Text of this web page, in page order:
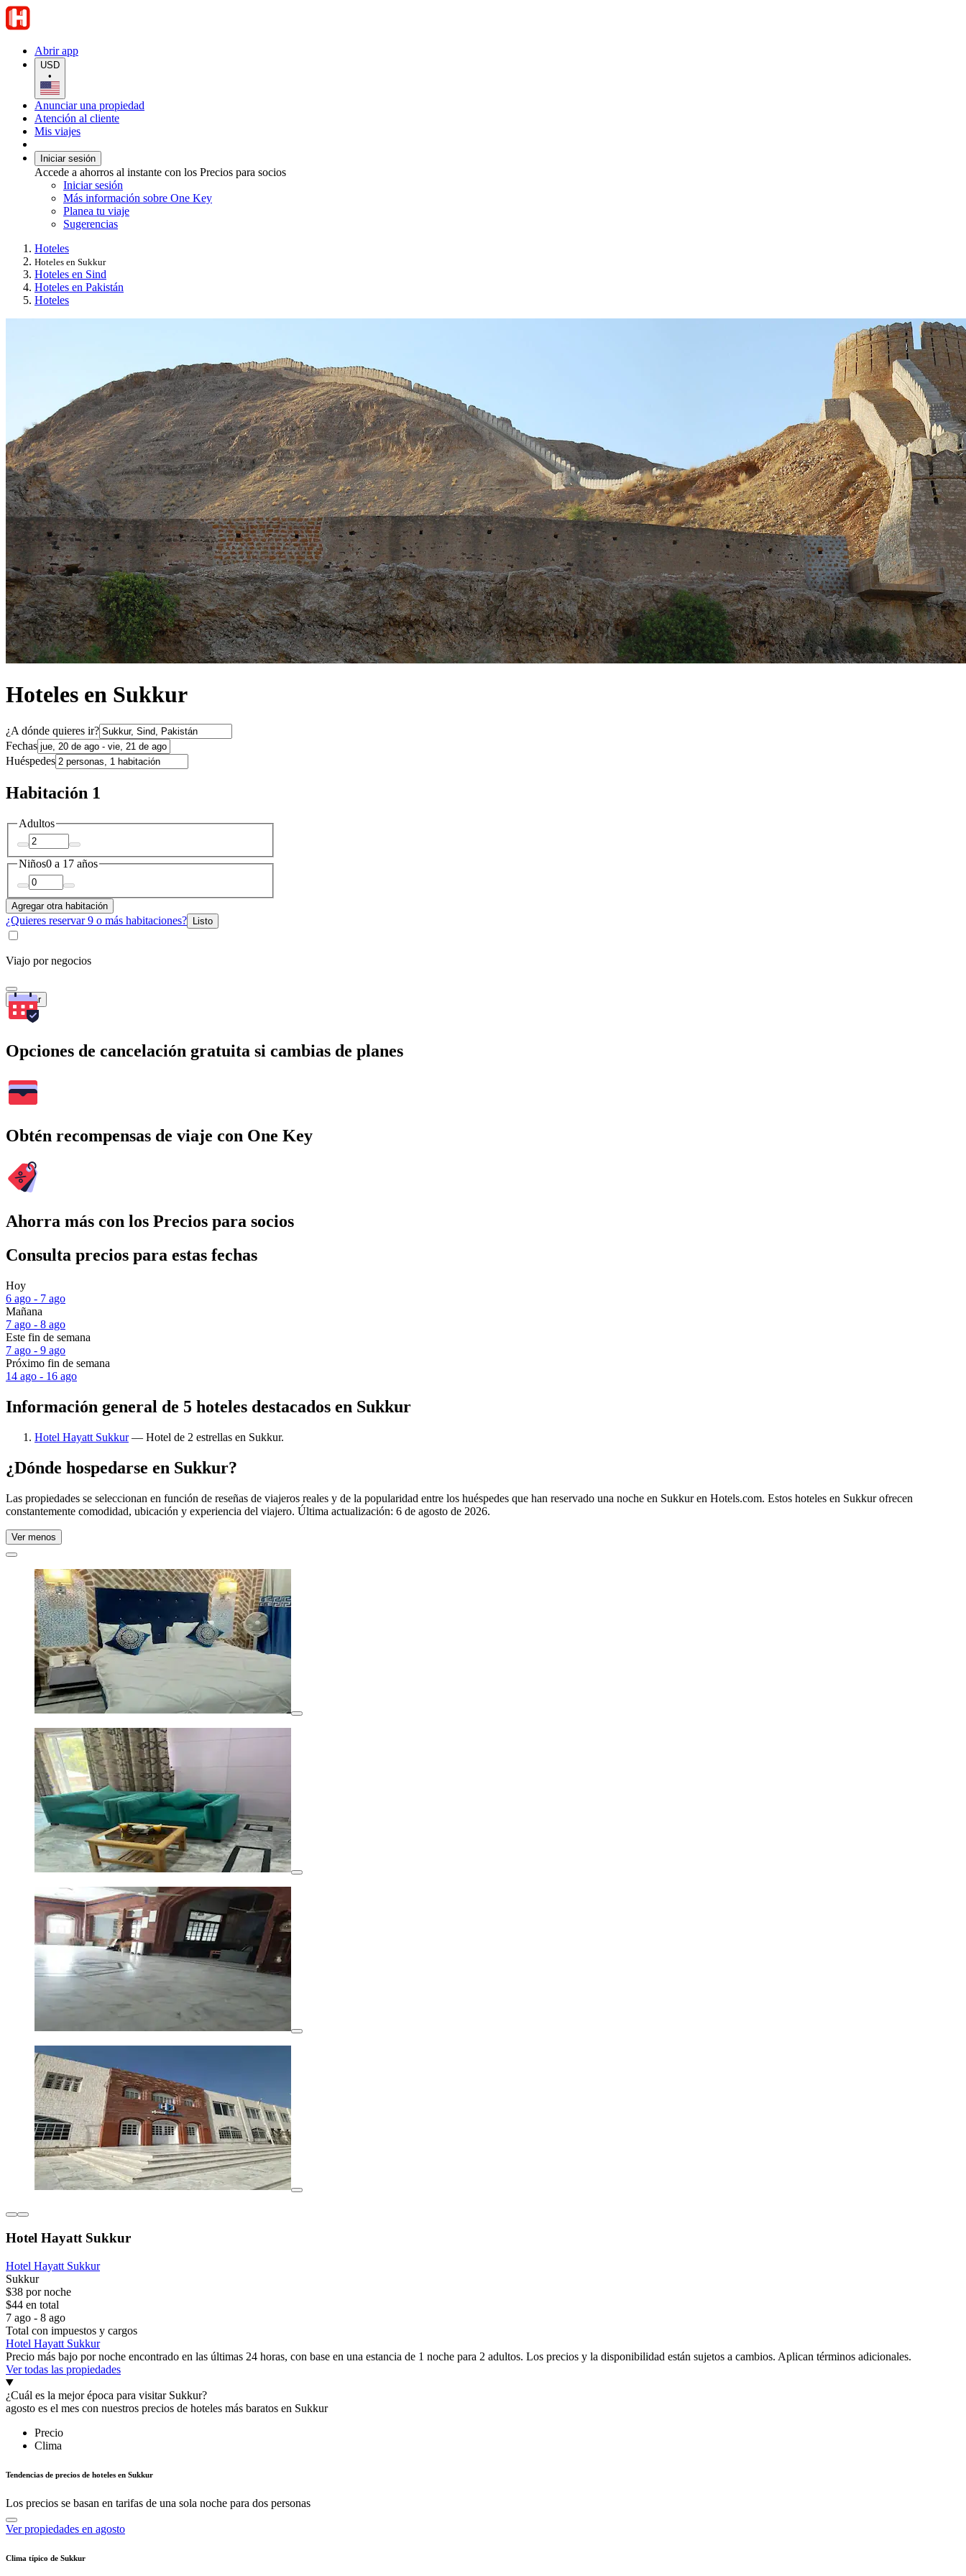
Abrir app
USD
•
Anunciar una propiedad
Atención al cliente
Mis viajes
Iniciar sesión
Accede a ahorros al instante con los Precios para socios
Iniciar sesión
Más información sobre One Key
Planea tu viaje
Sugerencias
Hoteles
Hoteles en Sukkur
Hoteles en Sind
Hoteles en Pakistán
Hoteles
Hoteles en Sukkur
¿A dónde quieres ir?
Fechas
Huéspedes
Habitación 1
Adultos
Niños0 a 17 años
Agregar otra habitación
¿Quieres reservar 9 o más habitaciones? Listo
Viajo por negocios
Buscar
Opciones de cancelación gratuita si cambias de planes
Obtén recompensas de viaje con One Key
Ahorra más con los Precios para socios
Consulta precios para estas fechas
Hoy
6 ago - 7 ago
Mañana
7 ago - 8 ago
Este fin de semana
7 ago - 9 ago
Próximo fin de semana
14 ago - 16 ago
Información general de 5 hoteles destacados en Sukkur
Hotel Hayatt Sukkur— Hotel de 2 estrellas en Sukkur.
¿Dónde hospedarse en Sukkur?
Las propiedades se seleccionan en función de reseñas de viajeros reales y de la popularidad entre los huéspedes que han reservado una noche en Sukkur en Hotels.com. Estos hoteles en Sukkur ofrecen
constantemente comodidad, ubicación y experiencia del viajero. Última actualización: 6 de agosto de 2026.
Ver menos
Hotel Hayatt Sukkur
Hotel Hayatt Sukkur
Sukkur
$38 por noche
$44 en total
7 ago - 8 ago
Total con impuestos y cargos
Hotel Hayatt Sukkur
Precio más bajo por noche encontrado en las últimas 24 horas, con base en una estancia de 1 noche para 2 adultos. Los precios y la disponibilidad están sujetos a cambios. Aplican términos adicionales.
Ver todas las propiedades
¿Cuál es la mejor época para visitar Sukkur?
agosto es el mes con nuestros precios de hoteles más baratos en Sukkur
Precio
Clima
Tendencias de precios de hoteles en Sukkur
Los precios se basan en tarifas de una sola noche para dos personas
Ver propiedades en agosto
Clima típico de Sukkur